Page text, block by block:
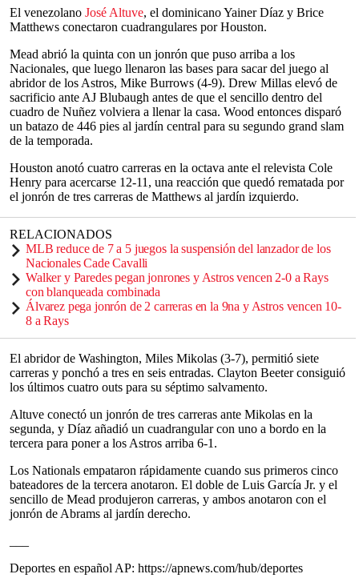
El venezolano José Altuve, el dominicano Yainer Díaz y Brice
Matthews conectaron cuadrangulares por Houston.
Mead abrió la quinta con un jonrón que puso arriba a los
Nacionales, que luego llenaron las bases para sacar del juego al
abridor de los Astros, Mike Burrows (4-9). Drew Millas elevó de
sacrificio ante AJ Blubaugh antes de que el sencillo dentro del
cuadro de Nuñez volviera a llenar la casa. Wood entonces disparó
un batazo de 446 pies al jardín central para su segundo grand slam
de la temporada.
Houston anotó cuatro carreras en la octava ante el relevista Cole
Henry para acercarse 12-11, una reacción que quedó rematada por
el jonrón de tres carreras de Matthews al jardín izquierdo.
RELACIONADOS
MLB reduce de 7 a 5 juegos la suspensión del lanzador de los
Nacionales Cade Cavalli
Walker y Paredes pegan jonrones y Astros vencen 2-0 a Rays
con blanqueada combinada
Álvarez pega jonrón de 2 carreras en la 9na y Astros vencen 10-
8 a Rays
El abridor de Washington, Miles Mikolas (3-7), permitió siete
carreras y ponchó a tres en seis entradas. Clayton Beeter consiguió
los últimos cuatro outs para su séptimo salvamento.
Altuve conectó un jonrón de tres carreras ante Mikolas en la
segunda, y Díaz añadió un cuadrangular con uno a bordo en la
tercera para poner a los Astros arriba 6-1.
Los Nationals empataron rápidamente cuando sus primeros cinco
bateadores de la tercera anotaron. El doble de Luis García Jr. y el
sencillo de Mead produjeron carreras, y ambos anotaron con el
jonrón de Abrams al jardín derecho.
Deportes en español AP: https://apnews.com/hub/deportes